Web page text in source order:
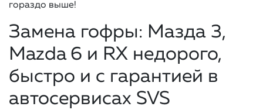
гораздо выше!
Замена гофры: Мазда 3,
Mazda 6 и RX недорого,
быстро и с гарантией в
автосервисах SVS